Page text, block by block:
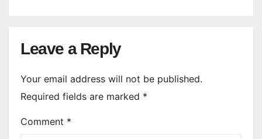
Leave a Reply
Your email address will not be published.
Required fields are marked *
Comment *